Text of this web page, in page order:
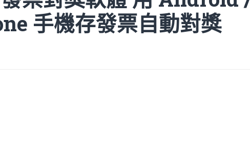
手機存發票自動對獎